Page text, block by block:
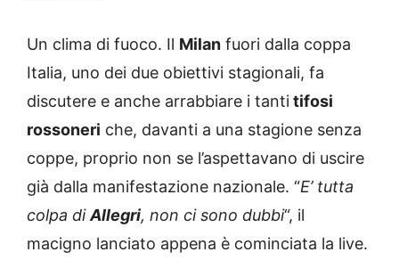
Un clima di fuoco. Il Milan fuori dalla coppa
Italia, uno dei due obiettivi stagionali, fa
discutere e anche arrabbiare i tantitifosi
rossoneri che, davanti a una stagione senza
coppe, proprio non se l’aspettavano di uscire
già dalla manifestazione nazionale. “E’ tutta
colpa diAllegri, non ci sono dubbi“, il
macigno lanciato appena è cominciata la live.